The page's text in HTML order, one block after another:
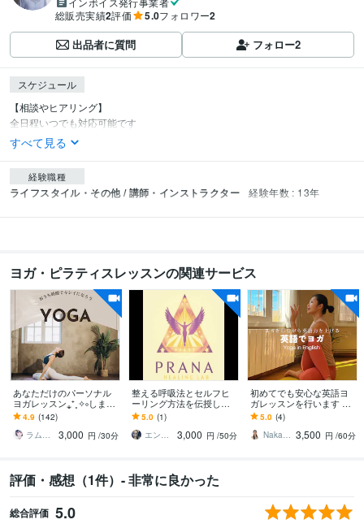
総販売実績2評価 5.0フォロワー2
出品者に質問 フォロー2
スケジュール
【相談やヒアリング】
全日程いつでも対応可能です
すべて見る
経験職種
ライフスタイル・その他 / 講師・インストラクター 経験年数 : 13年
ヨガ・ピラティスレッスンの関連サービス
あなただけのパーソナル
ヨガレッスン⁎⁺˳✧༚します
心と体をほぐす自分のた
めのスペシャルな30分✿･:
*
4.9 (142)
ラムmilk♡癒し声主婦セラピスト･°＊
3,000 円 /30分
整える呼吸法とセルフヒ
ーリング方法を伝授しま
す 呼吸と意識で内なる光
を目覚めさせる
5.0 (1)
エンジェル333
3,000 円 /50分
初めてでも安心な英語ヨ
ガレッスンを行います 英
語に触れながら体もリフ
レッシュ！一石二鳥なヨ
ガレッスン
5.0 (4)
Naka Yoga 3,500 円 /60分
評価・感想（1件）- 非常に良かった
総合評価 5.0